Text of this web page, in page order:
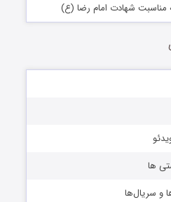
مناسبت شهادت امام رضا (ع)
ها
و سریال‌ها